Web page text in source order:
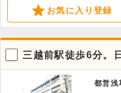
お気に入り登録
三越前駅徒歩6分。
ス物件。
都営浅